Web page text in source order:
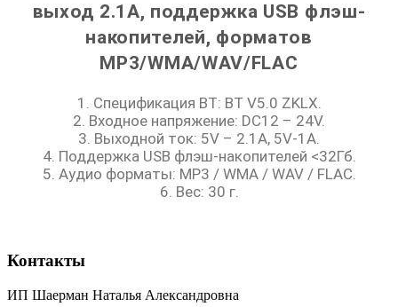
выход 2.1A, поддержка USB флэш-
накопителей, форматов
MP3/WMA/WAV/FLAC
1. Спецификация BT: BT V5.0 ZKLX.
2. Входное напряжение: DC12 – 24V.
3. Выходной ток: 5V – 2.1A, 5V-1A.
4. Поддержка USB флэш-накопителей <32Гб.
5. Аудио форматы: MP3 / WMA / WAV / FLAC.
6. Вес: 30 г.
Контакты
ИП Шаерман Наталья Александровна